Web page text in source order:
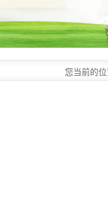
您当前的位